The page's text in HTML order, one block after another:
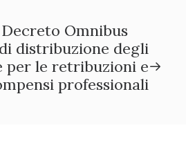
Omnibus
distribuzione degli
le retribuzioni e
professionali